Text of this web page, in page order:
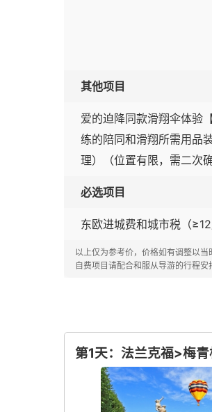
其他项目
爱的迫降同款滑翔伞体验
练的陪同和滑翔所需用品
理）（位置有限，需二次确
必选项目
东欧进城费和城市税（
以上仅为参考价，价格如有调整以当
自费项目请配合和服从导游的行程安
第1天：法兰克福>梅